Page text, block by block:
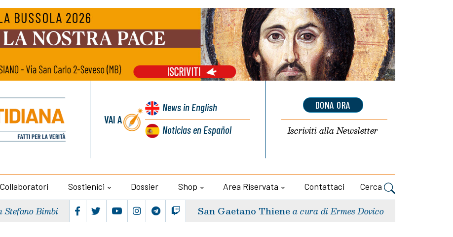
VAI A
Newsin English
Noticiasen Español
DONA ORA
Iscriviti allaNewsletter
Collaboratori Sostienici Dossier Shop Area Riservata Contattaci Cerca
Bimbi San Gaetano Thiene a cura di Ermes Dovico